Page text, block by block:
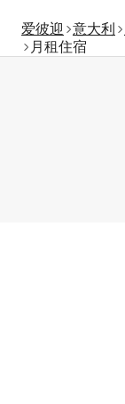
爱彼迎 意大利
月租住宿